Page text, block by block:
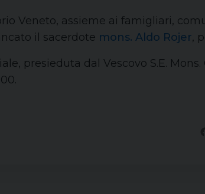
Veneto, assieme ai famigliari,
il sacerdote mons. Aldo Rojer,
presieduta dal Vescovo S.E.